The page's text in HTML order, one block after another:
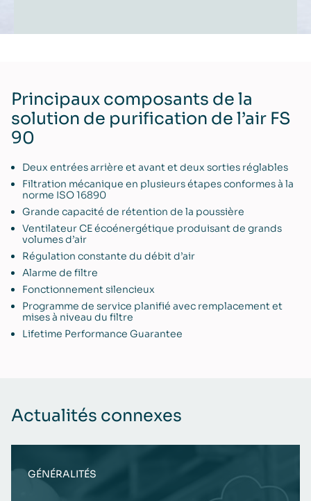
Principaux composants de la
solution de purification de l’air FS
90
Deux entrées arrière et avant et deux sorties réglables
Filtration mécanique en plusieurs étapes conformes à la
norme ISO 16890
Grande capacité de rétention de la poussière
Ventilateur CE écoénergétique produisant de grands
volumes d’air
Régulation constante du débit d’air
Alarme de filtre
Fonctionnement silencieux
Programme de service planifié avec remplacement et
mises à niveau du filtre
Lifetime Performance Guarantee
Actualités connexes
GÉNÉRALITÉS